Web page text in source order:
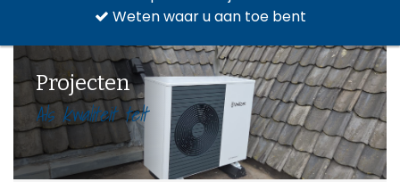
Weten waar u aan toe bent
Projecten
Als kwaliteit telt